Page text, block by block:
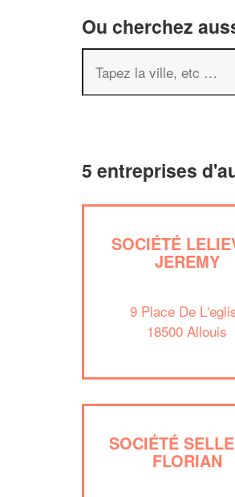
Ou cherchez
5 entreprises
SOCIÉTÉ
JEREMY
9 Place De
18500 Allouis
SOCIÉTÉ
FLORIAN